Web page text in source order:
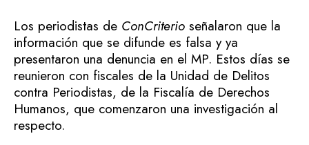
Los periodistas de ConCriterio señalaron que la
información que se difunde es falsa y ya
presentaron una denuncia en el MP. Estos días se
reunieron con fiscales de la Unidad de Delitos
contra Periodistas, de la Fiscalía de Derechos
Humanos, que comenzaron una investigación al
respecto.